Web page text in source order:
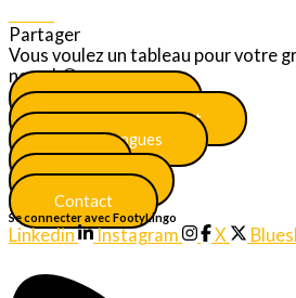
Partager
Vous voulez un tableau pour votre
nous ! 😎
Menu principal
S'inscrire maintenant
Plus de langues
FAQ
Certificats
Contact
Se connecter avec FootyLingo
Linkedin Instagram X